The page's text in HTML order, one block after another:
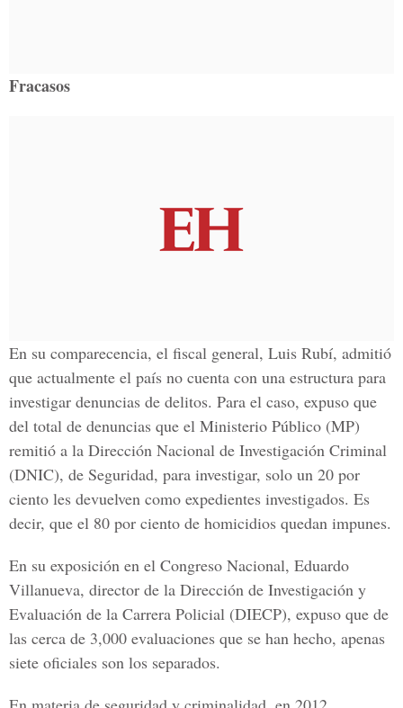
Fracasos
En su comparecencia, el fiscal general, Luis Rubí, admitió
que actualmente el país no cuenta con una estructura para
investigar denuncias de delitos. Para el caso, expuso que
del total de denuncias que el Ministerio Público (MP)
remitió a la Dirección Nacional de Investigación Criminal
(DNIC), de Seguridad, para investigar, solo un 20 por
ciento les devuelven como expedientes investigados. Es
decir, que el 80 por ciento de homicidios quedan impunes.
En su exposición en el Congreso Nacional, Eduardo
Villanueva, director de la Dirección de Investigación y
Evaluación de la Carrera Policial (DIECP), expuso que de
las cerca de 3,000 evaluaciones que se han hecho, apenas
siete oficiales son los separados.